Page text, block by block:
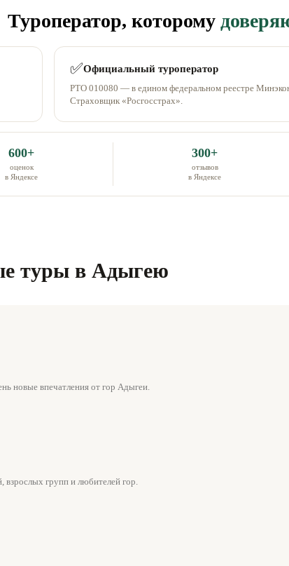
Туроператор, которому
✅Официальный туроператор
РТО 010080 — в едином федеральном реестре
Страховщик «Росгосстрах».
600+
оценок
в Яндексе
300+
отзывов
в Яндексе
туры в Адыгею
новые впечатления от гор Адыгеи.
взрослых групп и любителей гор.